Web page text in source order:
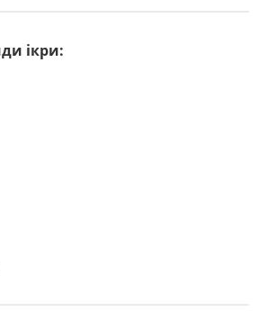
ікри: